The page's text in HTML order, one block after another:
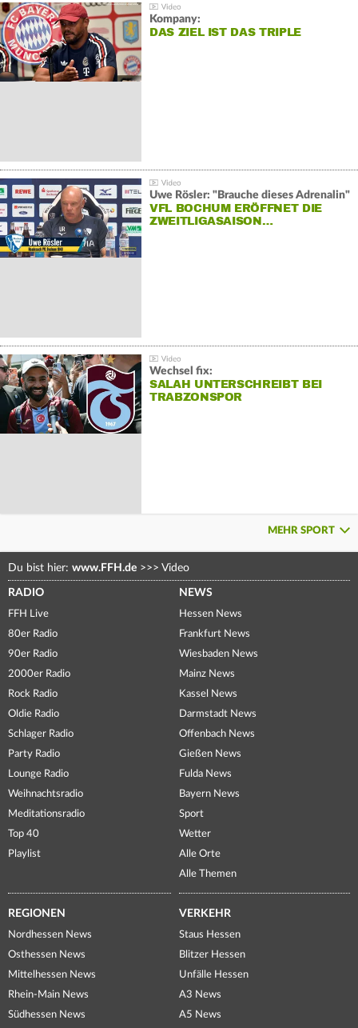
Kompany:
DAS ZIEL IST DAS TRIPLE
Uwe Rösler: "Brauche dieses Adrenalin"
VFL BOCHUM ERÖFFNET DIE
ZWEITLIGASAISON…
Wechsel fix:
SALAH UNTERSCHREIBT BEI
TRABZONSPOR
MEHR SPORT
Du bist hier: www.FFH.de >>> Video
RADIO
FFH Live
80er Radio
90er Radio
2000er Radio
Rock Radio
Oldie Radio
Schlager Radio
Party Radio
Lounge Radio
Weihnachtsradio
Meditationsradio
Top 40
Playlist
NEWS
Hessen News
Frankfurt News
Wiesbaden News
Mainz News
Kassel News
Darmstadt News
Offenbach News
Gießen News
Fulda News
Bayern News
Sport
Wetter
Alle Orte
Alle Themen
REGIONEN
Nordhessen News
Osthessen News
Mittelhessen News
Rhein-Main News
Südhessen News
VERKEHR
Staus Hessen
Blitzer Hessen
Unfälle Hessen
A3 News
A5 News